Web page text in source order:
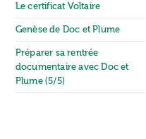
Le certificat Voltaire
Genèse de Doc et Plume
Préparer sa rentrée
documentaire avec Doc et
Plume (5/5)